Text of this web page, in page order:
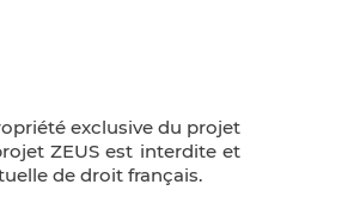
exclusive du projet
ZEUS est interdite et
de droit français.